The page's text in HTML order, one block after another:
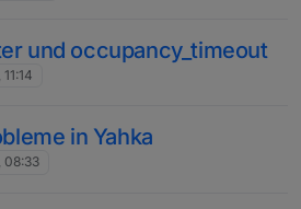
und occupancy_timeout
in Yahka
08:33